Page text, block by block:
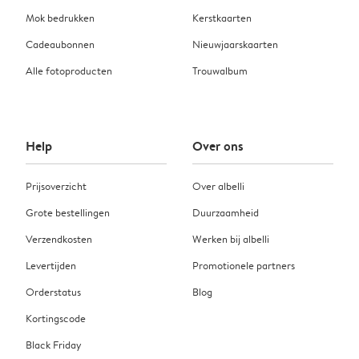
Mok bedrukken
Cadeaubonnen
Alle fotoproducten
Kerstkaarten
Nieuwjaarskaarten
Trouwalbum
Help
Prijsoverzicht
Grote bestellingen
Verzendkosten
Levertijden
Orderstatus
Kortingscode
Black Friday
Over ons
Over albelli
Duurzaamheid
Werken bij albelli
Promotionele partners
Blog